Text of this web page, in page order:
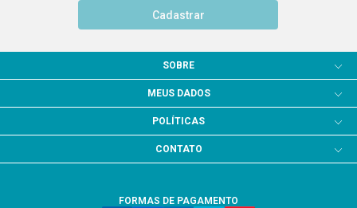
Cadastrar
SOBRE
MEUS DADOS
POLÍTICAS
CONTATO
FORMAS DE PAGAMENTO